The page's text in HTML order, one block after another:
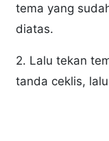
tema yang
diatas.
2. Lalu tekan
tanda ceklis,